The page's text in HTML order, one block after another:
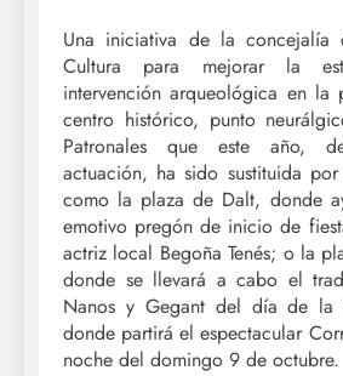
Una iniciativa de la concejalía
Cultura para mejorar la
intervención arqueológica en la
centro histórico, punto
Patronales que este año,
actuación, ha sido sustituida por
como la plaza de Dalt, donde
emotivo pregón de inicio de
actriz local Begoña Tenés; o la
donde se llevará a cabo el
Nanos y Gegant del día de la
donde partirá el espectacular
noche del domingo 9 de octubre.